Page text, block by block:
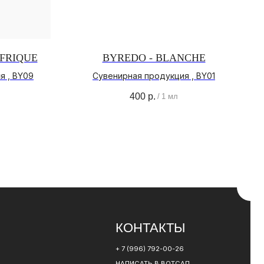
, BY09
BYREDO - BLANCHE
Сувенирная продукция , BY01
400 р. / 1 мл